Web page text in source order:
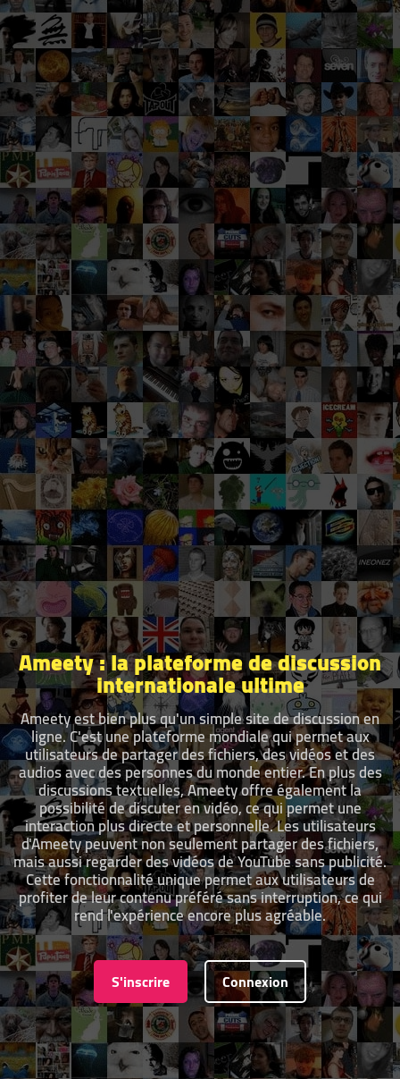
Ameety : la plateforme de discussion
internationale ultime
Ameety est bien plus qu'un simple site de discussion en
ligne. C'est une plateforme mondiale qui permet aux
utilisateurs de partager des fichiers, des vidéos et des
audios avec des personnes du monde entier. En plus des
discussions textuelles, Ameety offre également la
possibilité de discuter en vidéo, ce qui permet une
interaction plus directe et personnelle. Les utilisateurs
d'Ameety peuvent non seulement partager des fichiers,
mais aussi regarder des vidéos de YouTube sans publicité.
Cette fonctionnalité unique permet aux utilisateurs de
profiter de leur contenu préféré sans interruption, ce qui
rend l'expérience encore plus agréable.
S'inscrire Connexion